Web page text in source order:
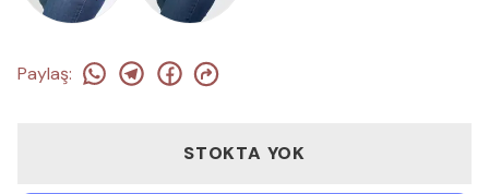
Paylaş:
STOKTA YOK